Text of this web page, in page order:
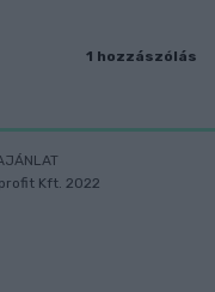
1 hozzászólás
Kft. 2022